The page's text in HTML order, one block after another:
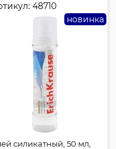
48710
новинка
силикатный, 50 мл,